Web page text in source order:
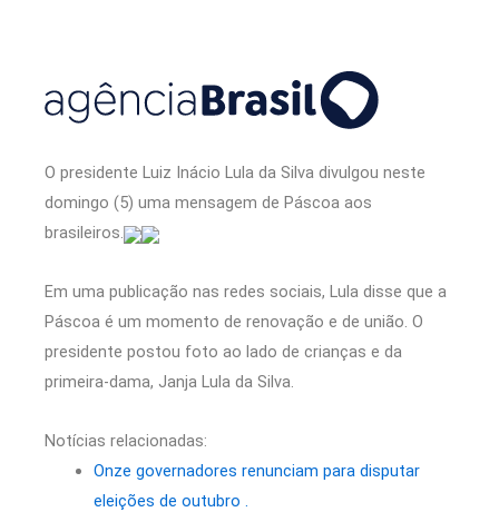
O presidente Luiz Inácio Lula da Silva divulgou neste
domingo (5) uma mensagem de Páscoa aos
brasileiros.
Em uma publicação nas redes sociais, Lula disse que a
Páscoa é um momento de renovação e de união. O
presidente postou foto ao lado de crianças e da
primeira-dama, Janja Lula da Silva.
Notícias relacionadas:
Onze governadores renunciam para disputar
eleições de outubro .